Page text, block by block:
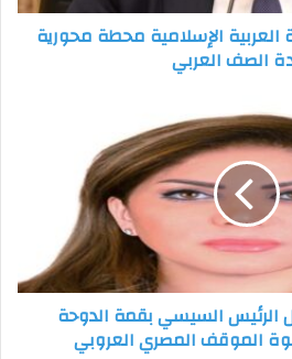
العربية الإسلامية محطة محورية
الصف العربي
الرئيس السيسي بقمة الدوحة
الموقف المصري العروبي